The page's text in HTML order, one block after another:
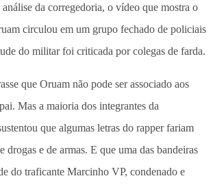
análise da corregedoria, o vídeo que mostra o
circulou em um grupo fechado de policiais
do militar foi criticada por colegas de farda.
que Oruam não pode ser associado aos
Mas a maioria dos integrantes da
que algumas letras do rapper fariam
drogas e de armas. E que uma das bandeiras
do traficante Marcinho VP, condenado e